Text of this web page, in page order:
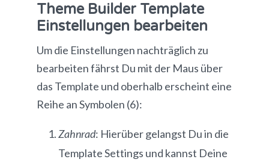
Theme Builder Template
Einstellungen bearbeiten
Um die Einstellungen nachträglich zu
bearbeiten fährst Du mit der Maus über
das Template und oberhalb erscheint eine
Reihe an Symbolen (6):
Zahnrad: Hierüber gelangst Du in die
Template Settings und kannst Deine